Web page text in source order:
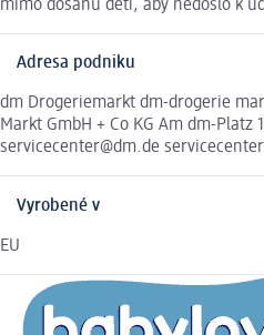
mimo dosahu detí, aby nedošlo k
Adresa podniku
dm Drogeriemarkt dm-drogerie
Markt GmbH + Co KG Am dm-Platz
servicecenter@dm.de
Vyrobené v
EU